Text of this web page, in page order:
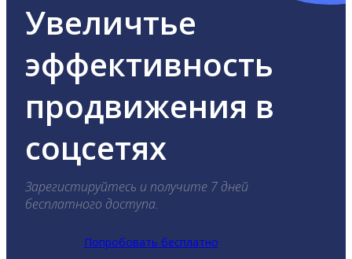
Увеличтье
эффективность
продвижения в
соцсетях
Зарегистируйтесь и получите 7 дней
бесплатного доступа.
Попробовать бесплатно